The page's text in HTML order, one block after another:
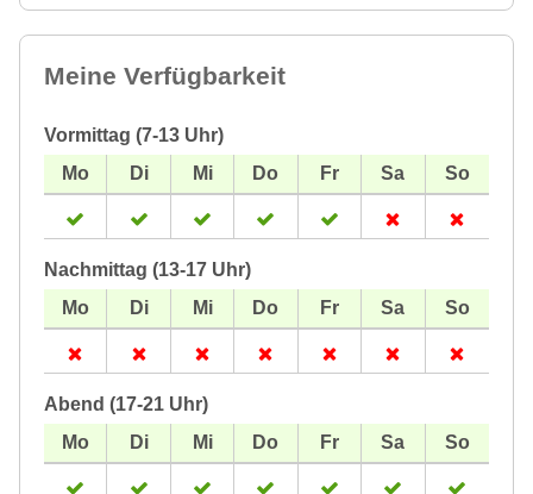
Meine Verfügbarkeit
Vormittag (7-13 Uhr)
Nachmittag (13-17 Uhr)
Abend (17-21 Uhr)